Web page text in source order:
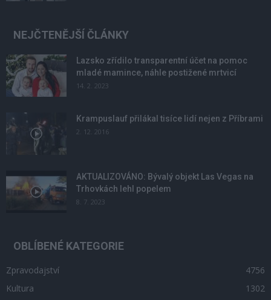
NEJČTENĚJŠÍ ČLÁNKY
Lazsko zřídilo transparentní účet na pomoc
mladé mamince, náhle postižené mrtvicí
14. 2. 2023
Krampuslauf přilákal tisíce lidí nejen z Příbrami
2. 12. 2016
AKTUALIZOVÁNO: Bývalý objekt Las Vegas na
Trhovkách lehl popelem
8. 7. 2023
OBLÍBENÉ KATEGORIE
Zpravodajství
4756
Kultura
1302